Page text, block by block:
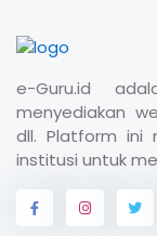
e-Guru.id
menyediakan
dll. Platform ini
institusi untuk